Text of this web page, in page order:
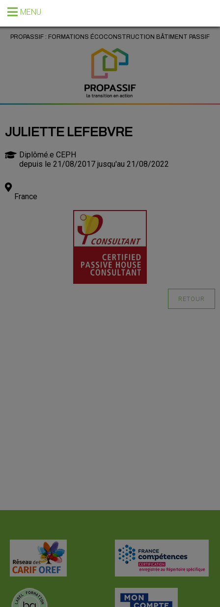
MENU
PROPASSIF : FORMATIONS ÉCOCONSTRUCTION BÂTIMENT PASSIF
JULIETTE LEFEBVRE
Diplômé.e CEPH
depuis le 21/08/2017 jusqu'au 21/08/2022
France
RETOUR